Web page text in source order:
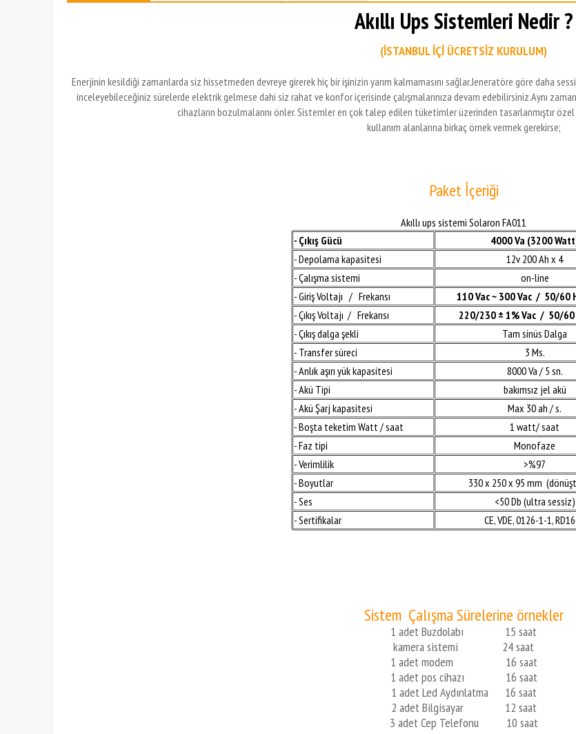
Akıllı Ups Sistemleri Nedir ?
(İSTANBUL İÇİ ÜCRETSİZ KURULUM)
Enerjinin kesildiği zamanlarda siz hissetmeden devreye girerek hiç bir işinizin yarım kalmamasını sağlar.Jeneratöre göre daha
inceleyebileceğiniz sürelerde elektrik gelmese dahi siz rahat ve konfor içerisinde çalışmalarınıza devam edebilirsiniz.Aynı
cihazların bozulmalarını önler. Sistemler en çok talep edilen tüketimler üzerinden tasarlanmıştır
kullanım alanlarına birkaç örnek vermek gerekirse;
Paket İçeriği
Akıllı ups sistemi Solaron FA011
- Çıkış Gücü
4000 Va (3200
- Depolama kapasitesi
12v 200 Ah x 4
- Çalışma sistemi
on-line
- Giriş Voltajı / Frekansı
110 Vac ~ 300 Vac / 50/60
- Çıkış Voltajı / Frekansı
220/230 ± 1% Vac / 50/60
- Çıkış dalga şekli
Tam sinüs Dalga
- Transfer süreci
3 Ms.
- Anlık aşırı yük kapasitesi
8000 Va / 5 sn.
- Akü Tipi
bakımsız jel akü
- Akü Şarj kapasitesi
Max 30 ah / s.
- Boşta teketim Watt / saat
1 watt/ saat
- Faz tipi
Monofaze
- Verimlilik
>%97
- Boyutlar
330 x 250 x 95 mm
- Ses
<50 Db (ultra sessiz)
- Sertifikalar
CE, VDE, 0126-1-1,
Sistem Çalışma Sürelerine örnekler
1 adet Buzdolabı 15 saat
kamera sistemi 24 saat
1 adet modem 16 saat
1 adet pos cihazı 16 saat
1 adet Led Aydınlatma 16 saat
2 adet Bilgisayar 12 saat
3 adet Cep Telefonu 10 saat